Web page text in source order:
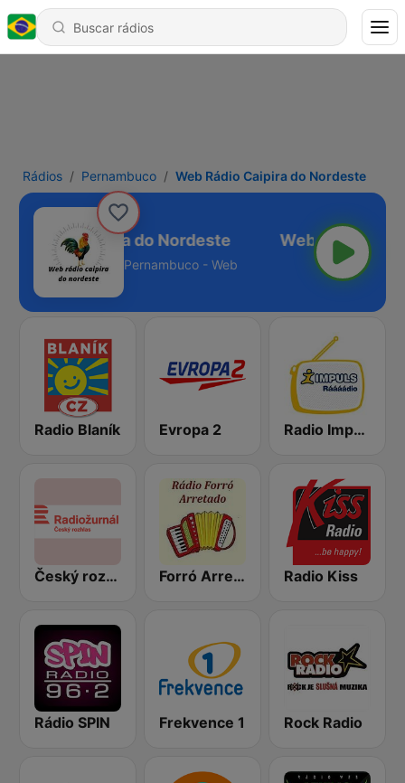
Rádios Pernambuco Web Rádio Caipira do Nordeste
Rádio Caipira do Nordeste
Pernambuco - Web
Radio Blaník Evropa 2 Radio Impuls
Český rozhlas Radiožurnál Forró Arretado Radio Kiss
Rádio SPIN Frekvence 1 Rock Radio